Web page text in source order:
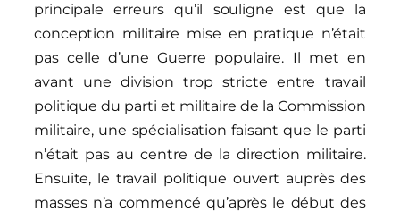
principale erreurs qu’il souligne est que la
conception militaire mise en pratique n’était
pas celle d’une Guerre populaire. Il met en
avant une division trop stricte entre travail
politique du parti et militaire de la Commission
militaire, une spécialisation faisant que le parti
n’était pas au centre de la direction militaire.
Ensuite, le travail politique ouvert auprès des
masses n’a commencé qu’après le début des